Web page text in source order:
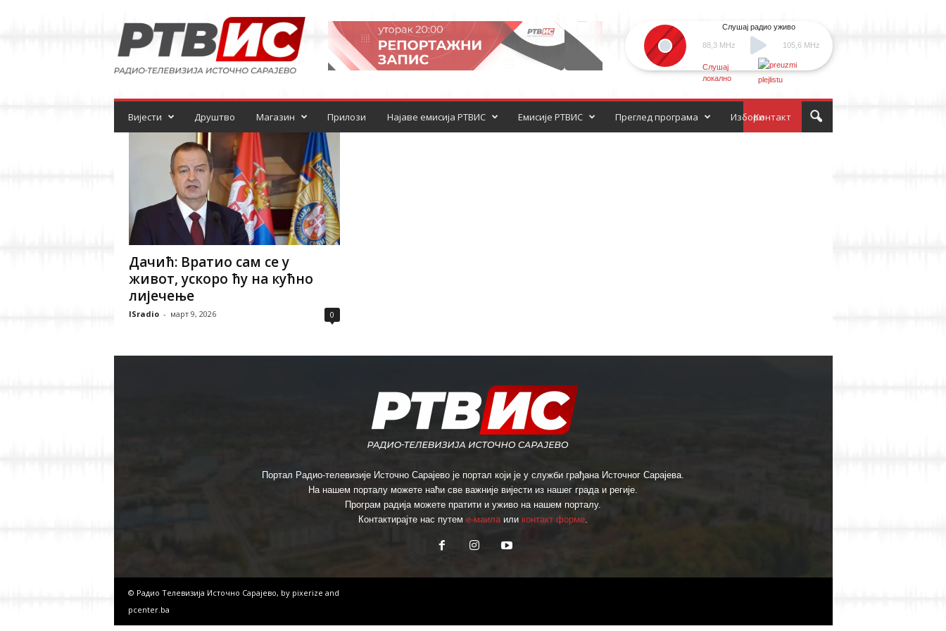
и
о
т
л
88,3 MHz
Слушај радио уживо
105,6 MHz
Слушај
локално
Вијести Друштво Магазин Прилози Најаве емисија РТВИС Емисије РТВИС Контакт
Преглед програма Избори
Дачић: Вратио сам се у
живот, ускоро ћу на кућно
лијечење
ISradio - март 9, 2026 0
Портал Радио-телевизије Источно Сарајево је портал који је у служби грађана Источног Сарајева.
На нашем порталу можете наћи све важније вијести из нашег града и регије.
Програм радија можете пратити и уживо на нашем порталу.
Контактирајте нас путем е-маилаили контакт форме.
© Радио Телевизија Источно Сарајево, by pixerize and
pcenter.ba